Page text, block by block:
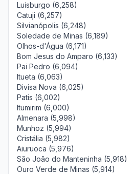
Luisburgo (6,258)
Catuji (6,257)
Silvianópolis (6,248)
Soledade de Minas (6,189)
Olhos-d'Água (6,171)
Bom Jesus do Amparo (6,133)
Pai Pedro (6,094)
Itueta (6,063)
Divisa Nova (6,025)
Patis (6,002)
Itumirim (6,000)
Almenara (5,998)
Munhoz (5,994)
Cristália (5,982)
Aiuruoca (5,976)
São João do Manteninha (5,918)
Ouro Verde de Minas (5,914)